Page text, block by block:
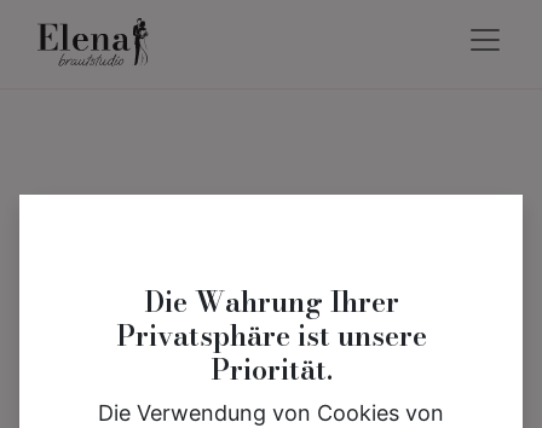
Die Wahrung Ihrer
Privatsphäre ist unsere
Priorität.
Die Verwendung von Cookies von